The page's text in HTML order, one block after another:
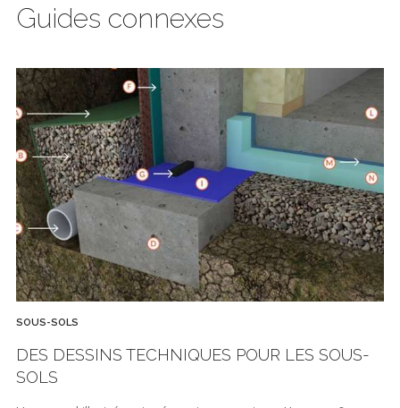
Guides connexes
SOUS-SOLS
DES DESSINS TECHNIQUES POUR LES SOUS-
SOLS